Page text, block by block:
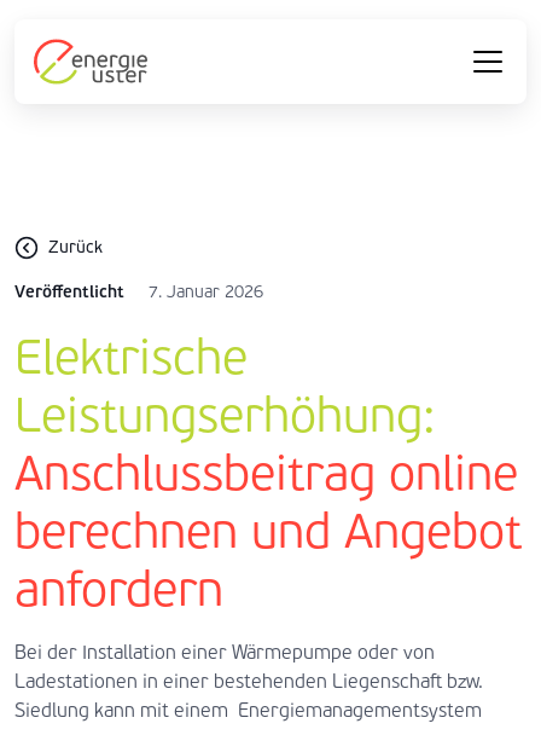
Zurück
Veröffentlicht 7. Januar 2026
Elektrische
Leistungserhöhung:
Anschlussbeitrag online
berechnen und Angebot
anfordern
Bei der Installation einer Wärmepumpe oder von
Ladestationen in einer bestehenden Liegenschaft bzw.
Siedlung kann mit einem Energiemanagementsystem